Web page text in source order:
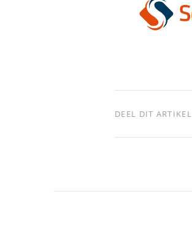
DEEL DIT ARTIKEL